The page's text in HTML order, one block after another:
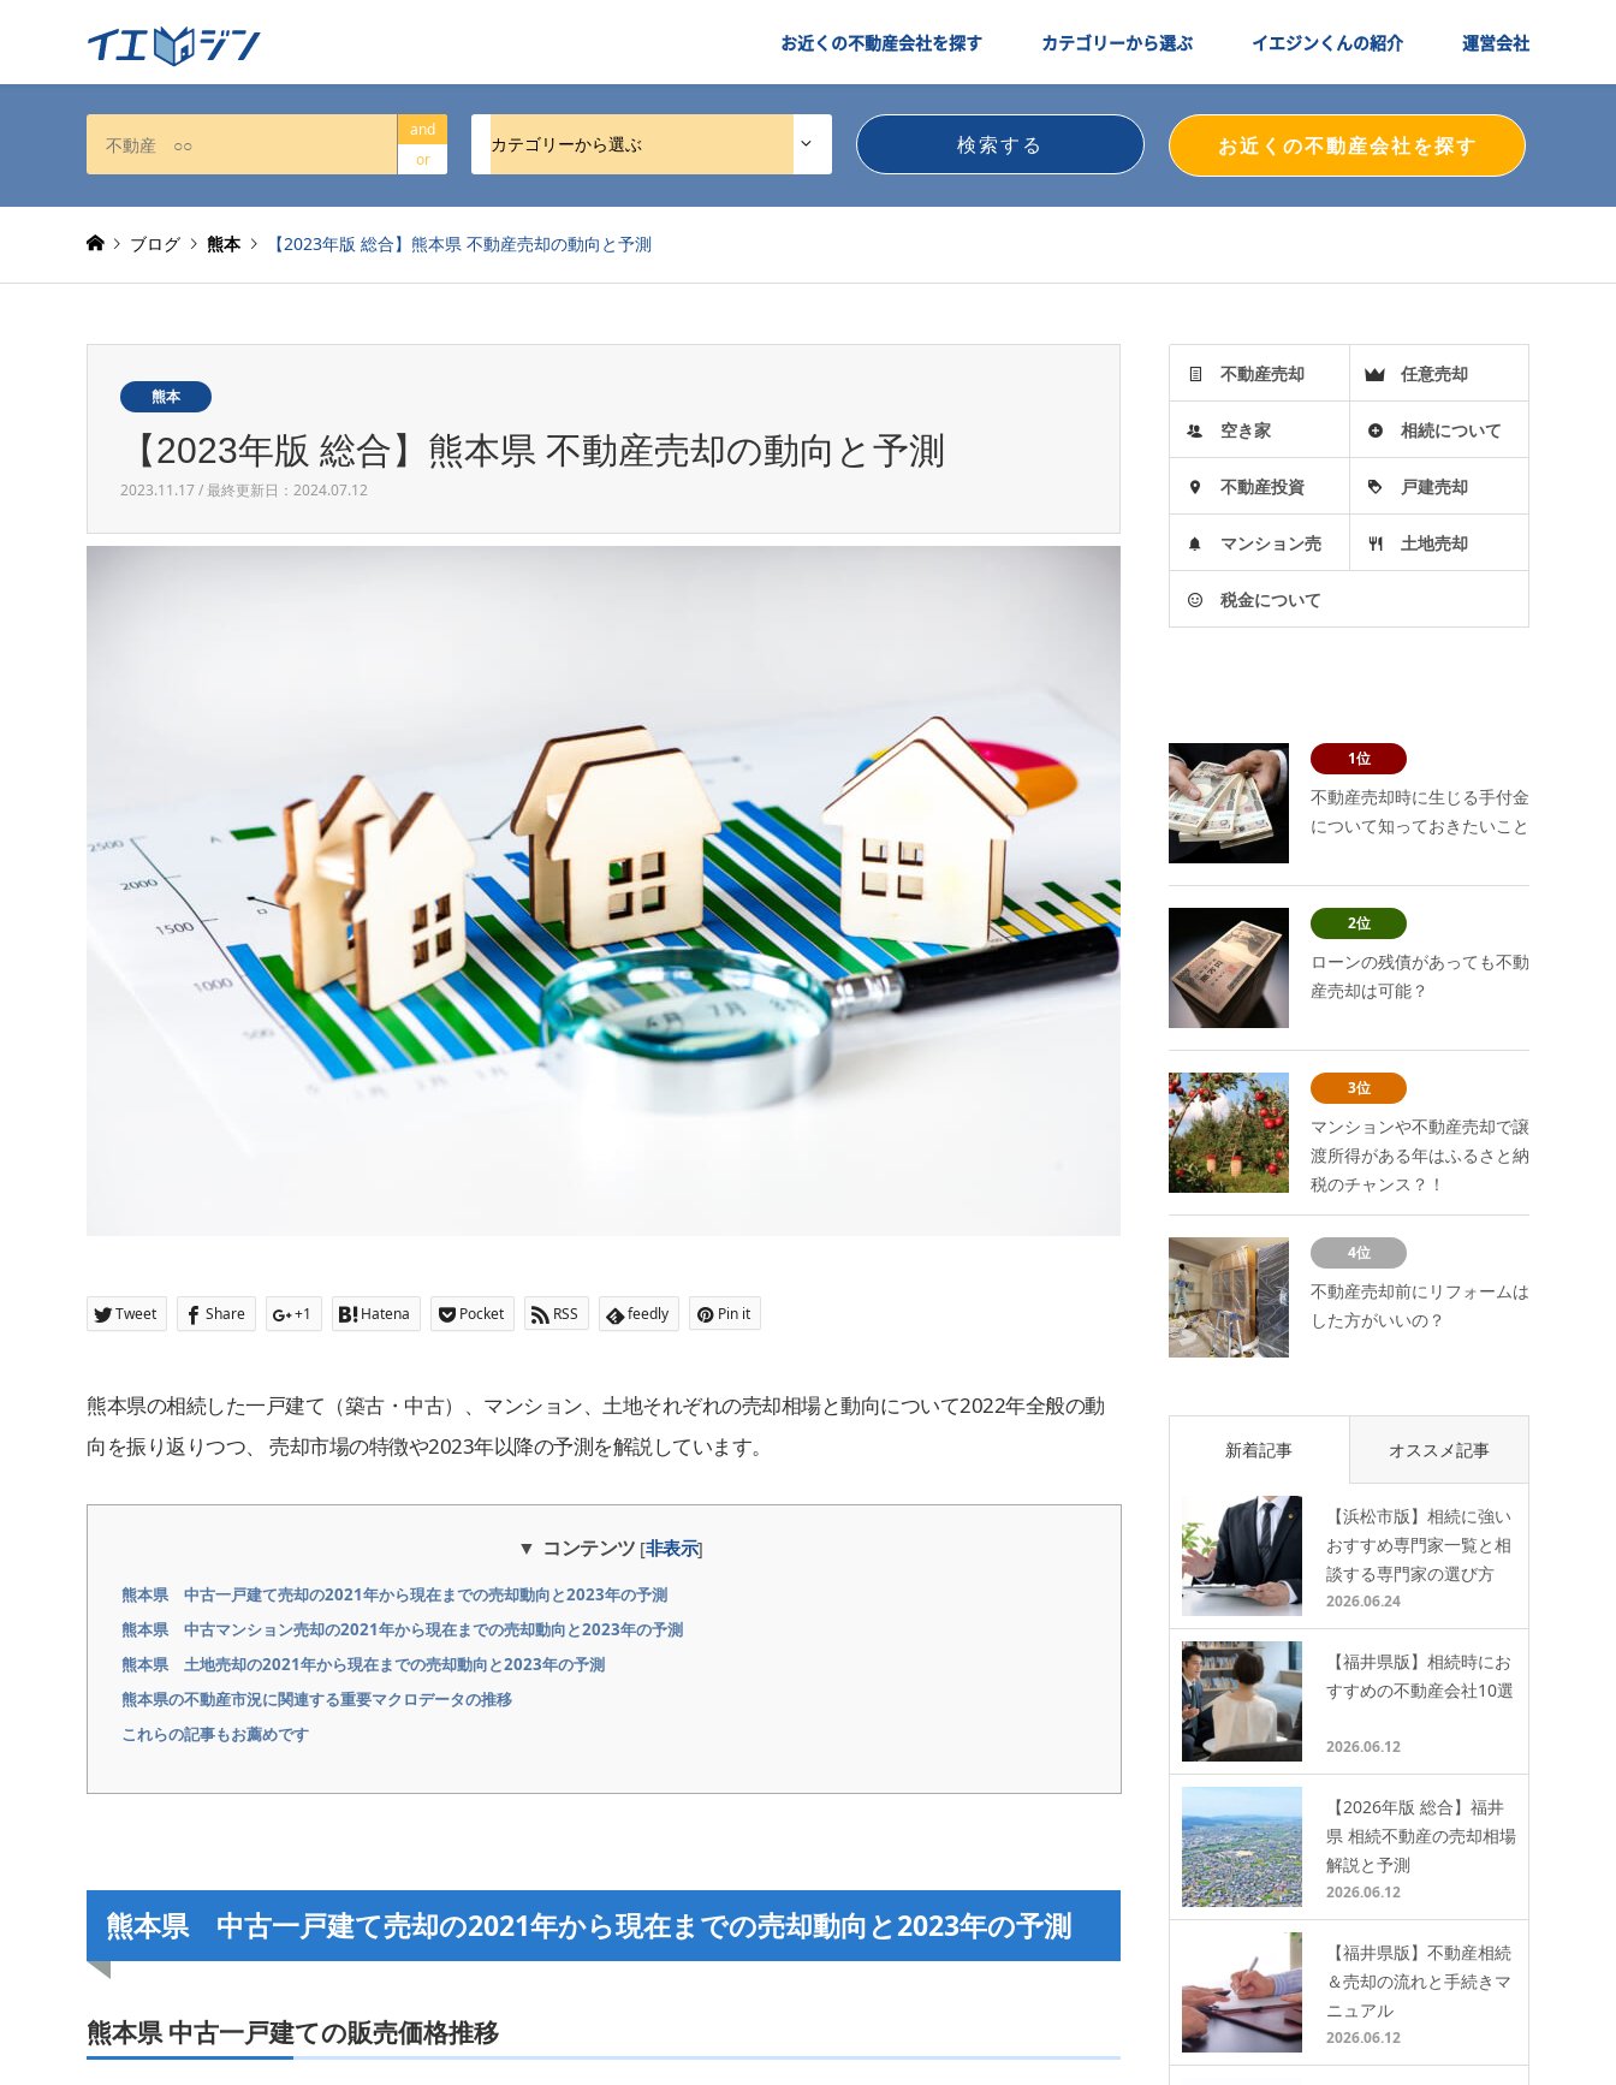
お近くの不動産会社を探す カテゴリーから選ぶ イエジンくんの紹介 運営会社
and
or
カテゴリーから選ぶ お近くの不動産会社を探す
ブログ 熊本 【2023年版 総合】熊本県 不動産売却の動向と予測
熊本
【2023年版 総合】熊本県 不動産売却の動向と予測
2023.11.17 / 最終更新日：2024.07.12
Tweet Share +1 Hatena Pocket RSS feedly Pin it
熊本県の相続した一戸建て（築古・中古）、マンション、土地それぞれの売却相場と動向について2022年全般の動
向を振り返りつつ、 売却市場の特徴や2023年以降の予測を解説しています。
コンテンツ [非表示]
熊本県 中古一戸建て売却の2021年から現在までの売却動向と2023年の予測
熊本県 中古マンション売却の2021年から現在までの売却動向と2023年の予測
熊本県 土地売却の2021年から現在までの売却動向と2023年の予測
熊本県の不動産市況に関連する重要マクロデータの推移
これらの記事もお薦めです
熊本県 中古一戸建て売却の2021年から現在までの売却動向と2023年の予測
熊本県 中古一戸建ての販売価格推移
不動産売却 任意売却
空き家 相続について
不動産投資 戸建売却
マンション売
却
土地売却
税金について
1位
不動産売却時に生じる手付金
について知っておきたいこと
2位
ローンの残債があっても不動
産売却は可能？
3位
マンションや不動産売却で譲
渡所得がある年はふるさと納
税のチャンス？！
4位
不動産売却前にリフォームは
した方がいいの？
新着記事 オススメ記事
【浜松市版】相続に強い
おすすめ専門家一覧と相
談する専門家の選び方
2026.06.24
【福井県版】相続時にお
すすめの不動産会社10選
2026.06.12
【2026年版 総合】福井
県 相続不動産の売却相場
解説と予測
2026.06.12
【福井県版】不動産相続
＆売却の流れと手続きマ
ニュアル
2026.06.12